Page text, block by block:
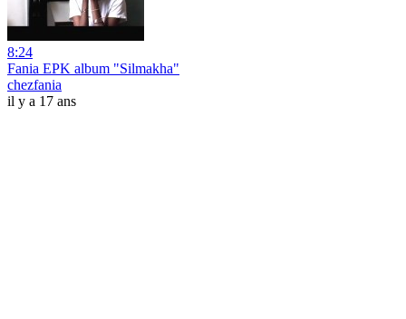
8:24
Fania EPK album "Silmakha"
chezfania
il y a 17 ans